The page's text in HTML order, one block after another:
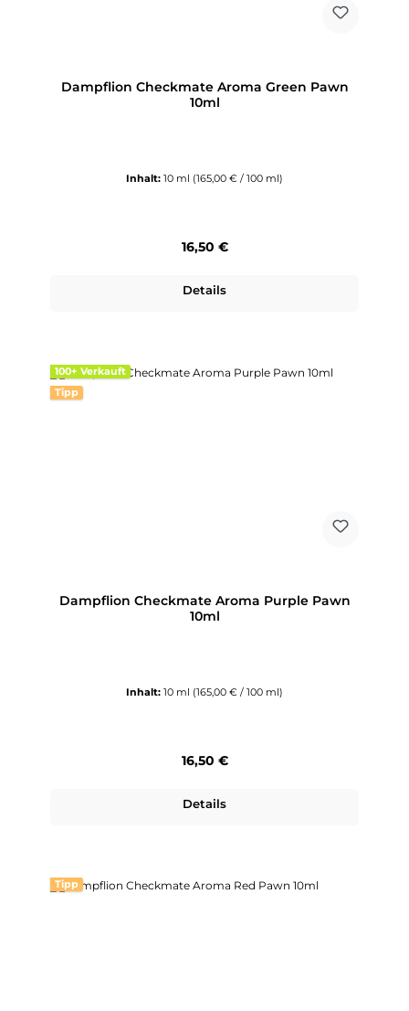
Dampflion Checkmate Aroma Green Pawn
10ml
Inhalt: 10 ml (165,00 € / 100 ml)
Regulärer Preis:
16,50 €
Details
100+ Verkauft
Tipp
Dampflion Checkmate Aroma Purple Pawn
10ml
Inhalt: 10 ml (165,00 € / 100 ml)
Regulärer Preis:
16,50 €
Details
Tipp